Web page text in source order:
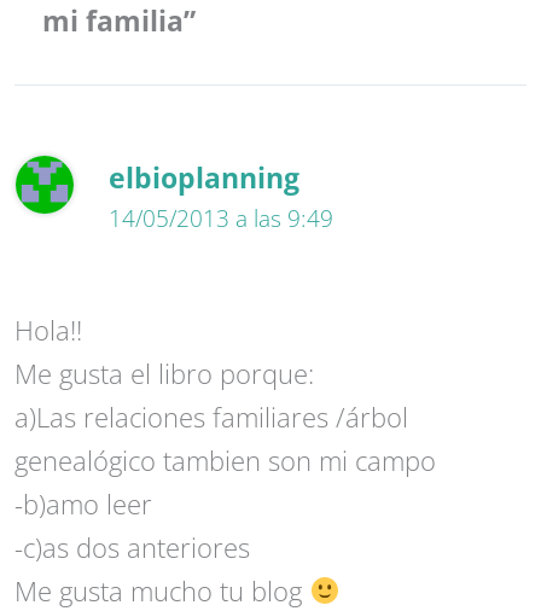
mi familia”
elbioplanning
14/05/2013 a las 9:49
Hola!!
Me gusta el libro porque:
a)Las relaciones familiares /árbol
genealógico tambien son mi campo
-b)amo leer
-c)as dos anteriores
Me gusta mucho tu blog